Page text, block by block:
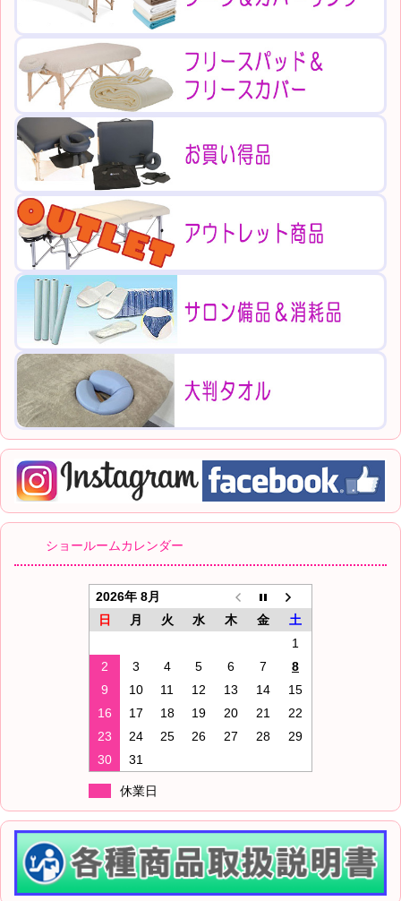
ショールームカレンダー
2026年 8月
日
月 火 水 木 金
土
1
2
3 4 5 6 7
8
9
10 11 12 13 14
15
16
17 18 19 20 21
22
23
24 25 26 27 28
29
30
31
休業日